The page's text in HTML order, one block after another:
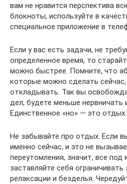
вам не нравится перспектива
блокноты, используйте в
специальное приложение в
Если у вас есть задачи, не
определенное время, то
можно быстрее. Помните, что
которые можно сделать
откладывать. Так вы
дел, будете меньше нервничать
Единственное «но» — это отдых.
Не забывайте про отдых. Если
именно сейчас, и это не
переутомления, значит, все под
заставляйте себя
релаксации и безделья.